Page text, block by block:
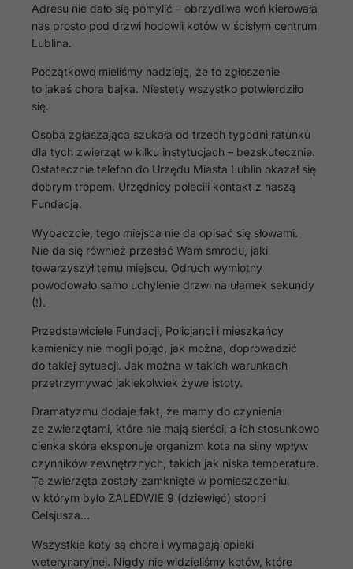
Adresu nie dało się pomylić – obrzydliwa woń kierowała
nas prosto pod drzwi hodowli kotów w ścisłym centrum
Lublina.
Początkowo mieliśmy nadzieję, że to zgłoszenie
to jakaś chora bajka. Niestety wszystko potwierdziło
się.
Osoba zgłaszająca szukała od trzech tygodni ratunku
dla tych zwierząt w kilku instytucjach – bezskutecznie.
Ostatecznie telefon do Urzędu Miasta Lublin okazał się
dobrym tropem. Urzędnicy polecili kontakt z naszą
Fundacją.
Wybaczcie, tego miejsca nie da opisać się słowami.
Nie da się również przesłać Wam smrodu, jaki
towarzyszył temu miejscu. Odruch wymiotny
powodowało samo uchylenie drzwi na ułamek sekundy
(!).
Przedstawiciele Fundacji, Policjanci i mieszkańcy
kamienicy nie mogli pojąć, jak można, doprowadzić
do takiej sytuacji. Jak można w takich warunkach
przetrzymywać jakiekolwiek żywe istoty.
Dramatyzmu dodaje fakt, że mamy do czynienia
ze zwierzętami, które nie mają sierści, a ich stosunkowo
cienka skóra eksponuje organizm kota na silny wpływ
czynników zewnętrznych, takich jak niska temperatura.
Te zwierzęta zostały zamknięte w pomieszczeniu,
w którym było ZALEDWIE 9 (dziewięć) stopni
Celsjusza…
Wszystkie koty są chore i wymagają opieki
weterynaryjnej. Nigdy nie widzieliśmy kotów, które